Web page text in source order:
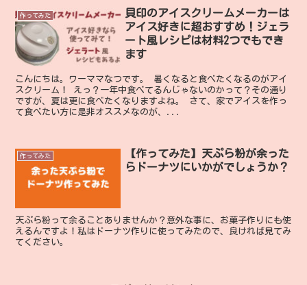
作ってみた
貝印のアイスクリームメーカーは
アイス好きに超おすすめ！ジェラ
ート風レシピは材料2つでもでき
ます
こんにちは。ワーママなつです。 暑くなると食べたくなるのがアイ
スクリーム！ えっ？一年中食べてるんじゃないのかって？その通り
ですが、夏は更に食べたくなりますよね。 さて、家でアイスを作っ
て食べたい方に是非オススメなのが、...
作ってみた
【作ってみた】天ぷら粉が余った
らドーナツにいかがでしょうか？
天ぷら粉って余ることありませんか？意外な事に、お菓子作りにも使
えるんですよ！私はドーナツ作りに使ってみたので、良ければ見てみ
てください。